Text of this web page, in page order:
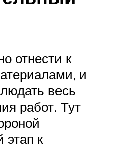
отнести к
и
весь
работ. Тут
этап к